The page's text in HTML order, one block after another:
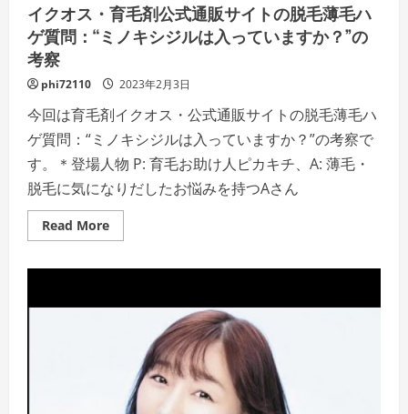
ル】
を
極
記
事
集
ハ
ゲ
必
読、
効
果
の
証
拠、
根
拠
で
あ
る
『エ
ビ
デ
ン
を
す
イクオス・育毛剤公式通販サイトの脱毛薄毛ハ
ゲ質問：“ミノキシジルは入っていますか？”の
考察
phi72110 2023年2月3日
今回は育毛剤イクオス・公式通販サイトの脱毛薄毛ハ
ゲ質問：“ミノキシジルは入っていますか？”の考察で
す。＊登場人物 P: 育毛お助け人ピカキチ、A: 薄毛・
脱毛に気になりだしたお悩みを持つAさん
Read MoreRead
more
育